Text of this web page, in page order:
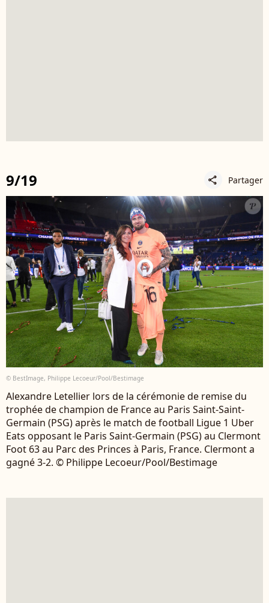
9/19 share Partager
© BestImage, Philippe Lecoeur/Pool/Bestimage
Alexandre Letellier lors de la cérémonie de remise du
trophée de champion de France au Paris Saint-Saint-
Germain (PSG) après le match de football Ligue 1 Uber
Eats opposant le Paris Saint-Germain (PSG) au Clermont
Foot 63 au Parc des Princes à Paris, France. Clermont a
gagné 3-2. © Philippe Lecoeur/Pool/Bestimage